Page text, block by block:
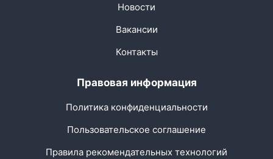
Новости
Вакансии
Контакты
Правовая информация
Политика конфиденциальности
Пользовательское соглашение
Правила рекомендательных технологий